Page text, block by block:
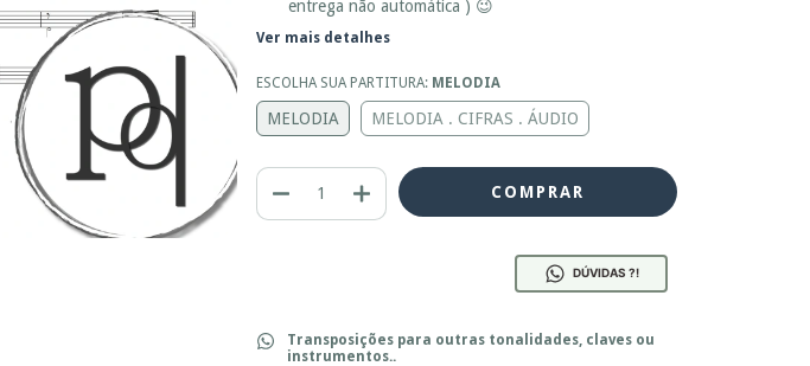
entrega não automática ) 😉
Ver mais detalhes
ESCOLHA SUA PARTITURA: MELODIA
MELODIA MELODIA . CIFRAS . ÁUDIO
DÚVIDAS ?!
Transposições para outras tonalidades, claves ou
instrumentos..